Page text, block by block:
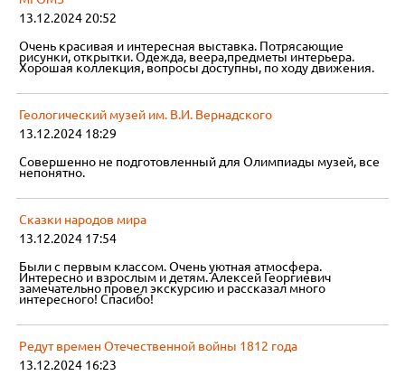
13.12.2024 20:52
Очень красивая и интересная выставка. Потрясающие
рисунки, открытки. Одежда, веера,предметы интерьера.
Хорошая коллекция, вопросы доступны, по ходу движения.
Геологический музей им. В.И. Вернадского
13.12.2024 18:29
Совершенно не подготовленный для Олимпиады музей, все
непонятно.
Сказки народов мира
13.12.2024 17:54
Были с первым классом. Очень уютная атмосфера.
Интересно и взрослым и детям. Алексей Георгиевич
замечательно провел экскурсию и рассказал много
интересного! Спасибо!
Редут времен Отечественной войны 1812 года
13.12.2024 16:23